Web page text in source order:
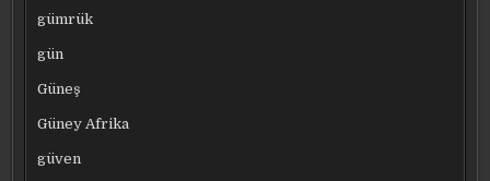
gümrük
gün
Güneş
Güney Afrika
güven